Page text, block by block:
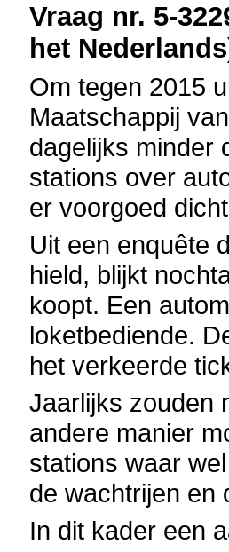
Vraag nr. 5-
het
Om tegen 2015
Maatschappij
dagelijks minder
stations over
er voorgoed
Uit een enquête
hield, blijkt
koopt. Een
loketbediende.
het verkeerde
Jaarlijks zouden
andere manier
stations waar
de wachtrijen en
In dit kader een